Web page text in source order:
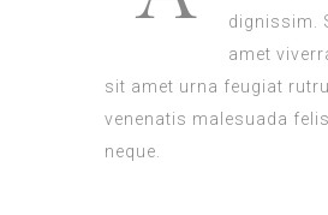
dignissim.
amet
sit amet urna feugiat
venenatis malesuada
neque.